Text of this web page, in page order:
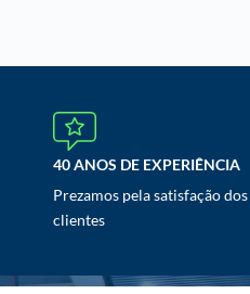
40 ANOS DE EXPERIÊNCIA
Prezamos pela satisfação
clientes